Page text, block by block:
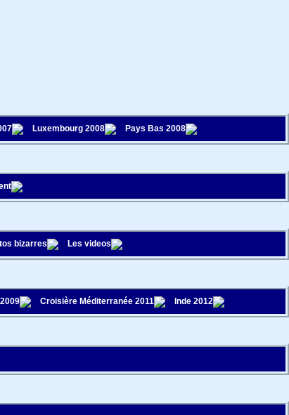
Luxembourg 2008 Pays Bas 2008
bizarres Les videos
Croisière Méditerranée 2011 Inde 2012